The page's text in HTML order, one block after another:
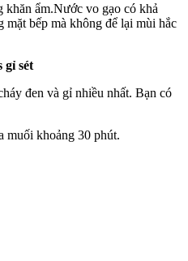
ẩm.Nước vo gạo có khả
mặt bếp mà không để lại mùi hắc
gỉ sét
đen và gỉ nhiều nhất. Bạn có
muối khoảng 30 phút.